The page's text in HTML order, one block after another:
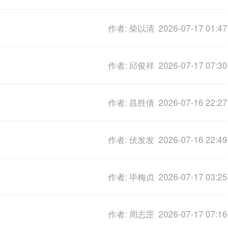
作者: 柴以清 2026-07-17 01:47
作者: 邱俊祥 2026-07-17 07:30
作者: 昌胜倩 2026-07-16 22:27
作者: 伏发发 2026-07-16 22:49
作者: 毕梅贞 2026-07-17 03:25
作者: 周志罡 2026-07-17 07:16